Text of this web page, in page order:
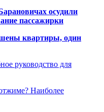
осудили
пассажирки
квартиры, один
руководство для
Наиболее